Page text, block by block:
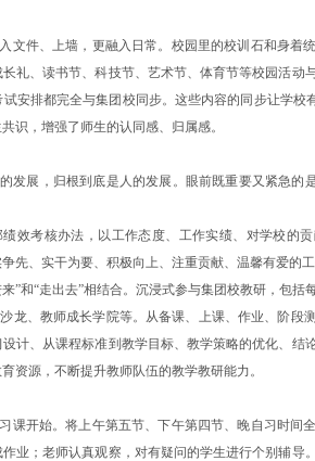
文件、上墙，更融入日常。校园里的校训石和身着
礼、读书节、科技节、艺术节、体育节等校园活动
安排都完全与集团校同步。这些内容的同步让学校
识，增强了师生的认同感、归属感。
发展，归根到底是人的发展。眼前既重要又紧急的
效考核办法，以工作态度、工作实绩、对学校的
先、实干为要、积极向上、注重贡献、温馨有爱的工
”和“走出去”相结合。沉浸式参与集团校教研，包括
龙、教师成长学院等。从备课、上课、作业、阶段
计、从课程标准到教学目标、教学策略的优化、结
资源，不断提升教师队伍的教学教研能力。
课开始。将上午第五节、下午第四节、晚自习时间
业；老师认真观察，对有疑问的学生进行个别辅导